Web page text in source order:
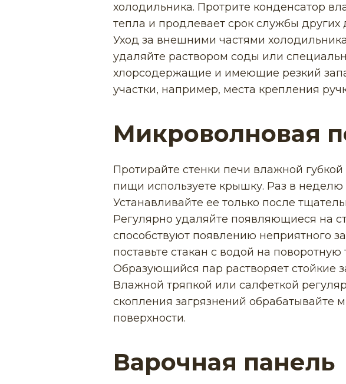
холодильника. Протрите конденсатор
тепла и продлевает срок службы других
Уход за внешними частями
удаляйте раствором соды или
хлорсодержащие и имеющие резкий
участки, например, места крепления
Микроволновая
Протирайте стенки печи влажной
пищи используете крышку. Раз в
Устанавливайте ее только после
Регулярно удаляйте появляющиеся на
способствуют появлению неприятного
поставьте стакан с водой на
Образующийся пар растворяет стойкие
Влажной тряпкой или салфеткой
скопления загрязнений
поверхности.
Варочная панель